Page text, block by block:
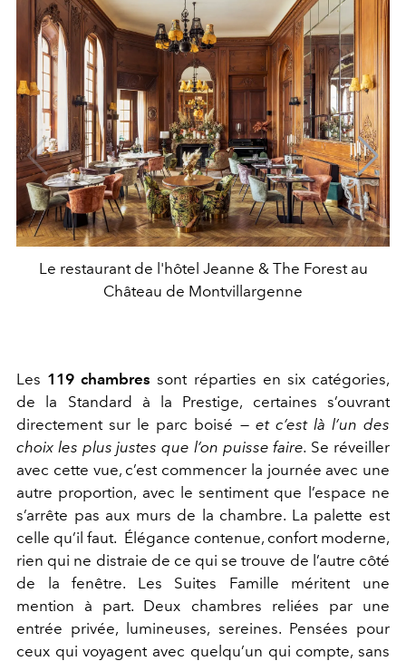
Le restaurant de l'hôtel Jeanne & The Forest au
Château de Montvillargenne
Les 119 chambres sont réparties en six catégories,
de la Standard à la Prestige, certaines s’ouvrant
directement sur le parc boisé — et c’est là l’un des
choix les plus justes que l’on puisse faire. Se réveiller
avec cette vue, c’est commencer la journée avec une
autre proportion, avec le sentiment que l’espace ne
s’arrête pas aux murs de la chambre. La palette est
celle qu’il faut. Élégance contenue, confort moderne,
rien qui ne distraie de ce qui se trouve de l’autre côté
de la fenêtre. Les Suites Famille méritent une
mention à part. Deux chambres reliées par une
entrée privée, lumineuses, sereines. Pensées pour
ceux qui voyagent avec quelqu’un qui compte, sans